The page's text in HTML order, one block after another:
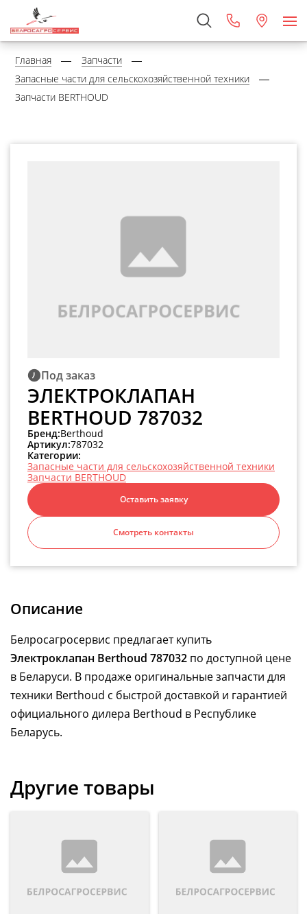
Главная
Запчасти
Запасные части для сельскохозяйственной техники
Запчасти BERTHOUD
Под заказ
ЭЛЕКТРОКЛАПАН
BERTHOUD 787032
Бренд:Berthoud
Артикул:787032
Категории:
Запасные части для сельскохозяйственной техники
Запчасти BERTHOUD
Оставить заявку
Смотреть контакты
Описание
Белросагросервис предлагает купить
Электроклапан Berthoud 787032 по доступной цене
в Беларуси. В продаже оригинальные запчасти для
техники Berthoud с быстрой доставкой и гарантией
официального дилера Berthoud в Республике
Беларусь.
Другие товары